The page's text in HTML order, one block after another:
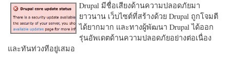
Drupal มีชื่อเสียงด้านความปลอดภัยมา
ยาวนาน เว็บไซต์ที่สร้างด้วย Drupal ถูกโจมตี
ได้ยากมาก และทางผู้พัฒนา Drupal ได้ออก
รุ่นอัพเดตด้านความปลอดภัยอย่างต่อเนื่อง
และทันท่วงทีอยู่เสมอ